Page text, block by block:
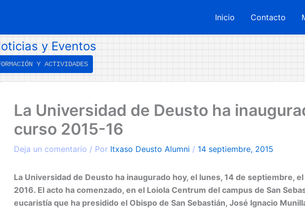
Inicio Contacto
y Eventos
Y ACTIVIDADES
La Universidad de Deusto ha
curso 2015-16
Deja un comentario / Por Itxaso Deusto Alumni / 14 septiembre, 2015
La Universidad de Deusto ha inaugurado hoy, el lunes, 14 de septiembre,
2016. El acto ha comenzado, en el Loiola Centrum del campus de San
eucaristía que ha presidido el Obispo de San Sebastián, José Ignacio
→